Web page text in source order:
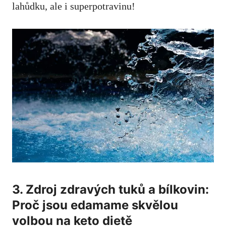
lahůdku, ale i superpotravinu!
3. Zdroj zdravých tuků a bílkovin:
Proč ⁤jsou edamame skvělou
volbou na keto dietě